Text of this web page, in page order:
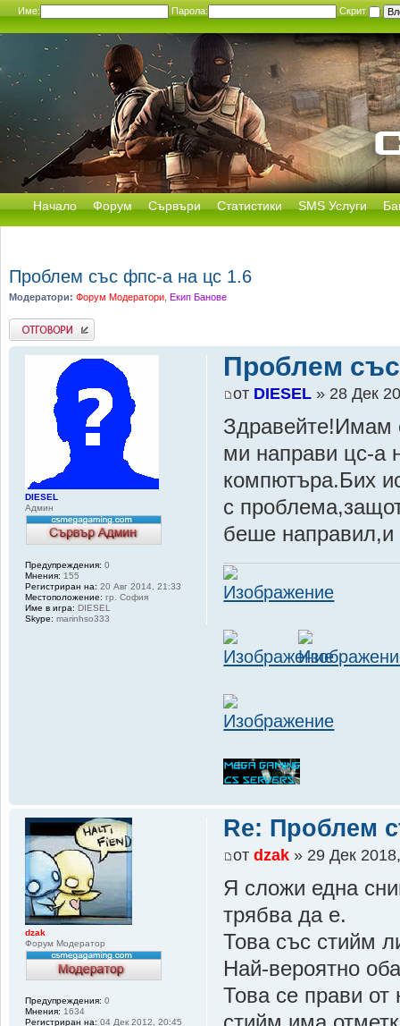
Име: Парола: Скрит
Начало Форум Сървъри Статистики SMS Услуги
Проблем със фпс-а на цс 1.6
Модератори: Форум Модератори Екип Банове
Добави отговор
Проблем
от DIESEL » 28 Дек
Здравейте!Имам
ми направи цс-а
компютъра.Бих
с
беше
DIESEL
Админ
Предупреждения: 0
Мнения: 155
Регистриран на: 20 Авг 2014, 21:33
Местоположение: гр. София
Име в игра: DIESEL
Skype: marinhso333
Re: Проблем
отdzak » 29 Дек
Я сложи една
трябва да е.
Това със стийм
Най-вероятно
Това се прави от
dzak
Форум Модератор
Предупреждения: 0
Мнения: 1634
Регистриран на: 04 Дек 2012, 20:45